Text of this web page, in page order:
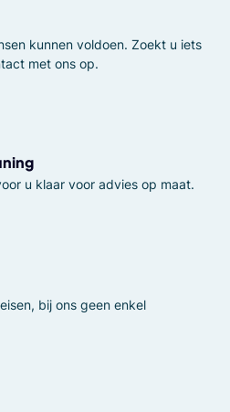
kunnen voldoen. Zoekt u iets
met ons op.
u klaar voor advies op maat.
bij ons geen enkel